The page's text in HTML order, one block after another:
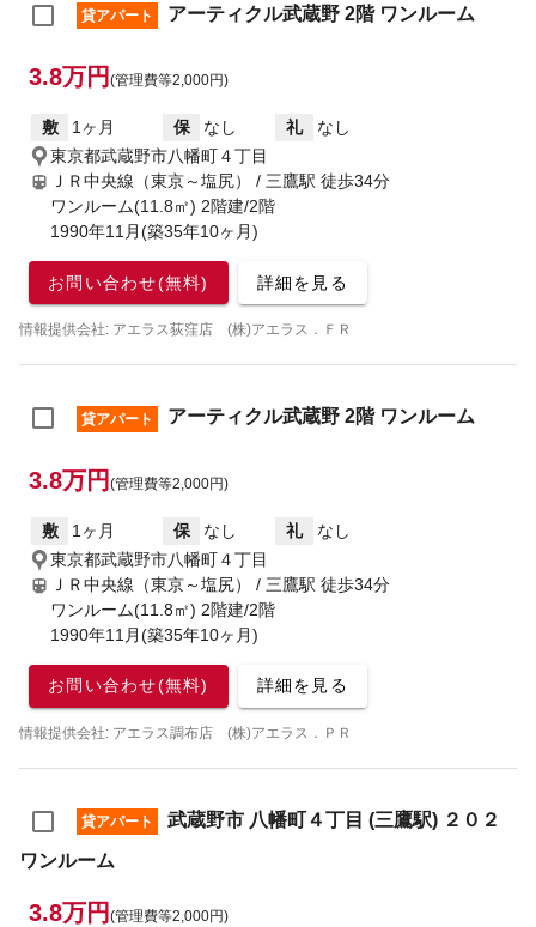
貸アパート アーティクル武蔵野 2階 ワンルーム
3.8万円 (管理費等2,000円)
敷 1ヶ月 保 なし 礼
なし
東京都武蔵野市八幡町４丁目
ＪＲ中央線（東京～塩尻） / 三鷹駅 徒歩34分
ワンルーム(11.8㎡) 2階建/2階
1990年11月(築35年10ヶ月)
お問い合わせ(無料) 詳細を見る
情報提供会社: アエラス荻窪店 (株)アエラス．ＦＲ
貸アパート アーティクル武蔵野 2階 ワンルーム
3.8万円 (管理費等2,000円)
敷 1ヶ月 保 なし 礼
なし
東京都武蔵野市八幡町４丁目
ＪＲ中央線（東京～塩尻） / 三鷹駅 徒歩34分
ワンルーム(11.8㎡) 2階建/2階
1990年11月(築35年10ヶ月)
お問い合わせ(無料) 詳細を見る
情報提供会社: アエラス調布店 (株)アエラス．ＰＲ
貸アパート
武蔵野市 八幡町４丁目 (三鷹駅) ２０２
ワンルーム
3.8万円 (管理費等2,000円)